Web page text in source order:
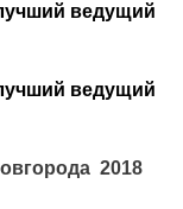
ведущий
ведущий
2018